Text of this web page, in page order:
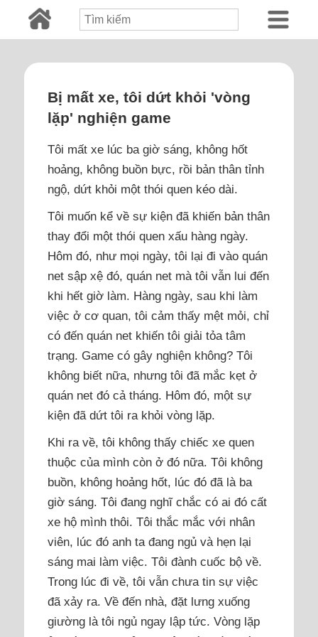
Bị mất xe, tôi dứt khỏi 'vòng
lặp' nghiện game
Tôi mất xe lúc ba giờ sáng, không hốt
hoảng, không buồn bực, rồi bản thân tỉnh
ngộ, dứt khỏi một thói quen kéo dài.
Tôi muốn kể về sự kiện đã khiến bản thân
thay đổi một thói quen xấu hàng ngày.
Hôm đó, như mọi ngày, tôi lại đi vào quán
net sập xệ đó, quán net mà tôi vẫn lui đến
khi hết giờ làm. Hàng ngày, sau khi làm
việc ở cơ quan, tôi cảm thấy mệt mỏi, chỉ
có đến quán net khiến tôi giải tỏa tâm
trạng. Game có gây nghiện không? Tôi
không biết nữa, nhưng tôi đã mắc kẹt ở
quán net đó cả tháng. Hôm đó, một sự
kiện đã dứt tôi ra khỏi vòng lặp.
Khi ra về, tôi không thấy chiếc xe quen
thuộc của mình còn ở đó nữa. Tôi không
buồn, không hoảng hốt, lúc đó đã là ba
giờ sáng. Tôi đang nghĩ chắc có ai đó cất
xe hộ mình thôi. Tôi thắc mắc với nhân
viên, lúc đó anh ta đang ngủ và hẹn lại
sáng mai làm việc. Tôi đành cuốc bộ về.
Trong lúc đi về, tôi vẫn chưa tin sự việc
đã xảy ra. Về đến nhà, đặt lưng xuống
giường là tôi ngủ ngay lập tức. Vòng lặp